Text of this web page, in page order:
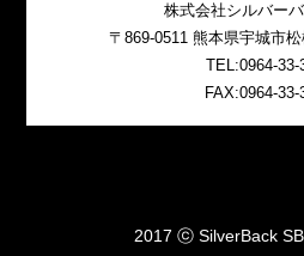
株式会社シルバー
〒869-0511 熊本県宇城市
TEL:0964-33-
FAX:0964-33-
2017 ⓒ SilverBack